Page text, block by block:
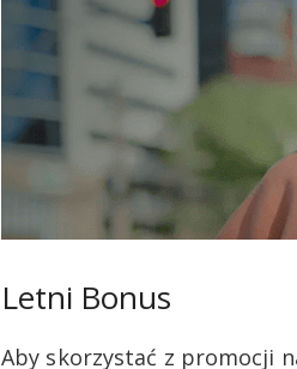
Letni Bonus
Aby skorzystać z promocji